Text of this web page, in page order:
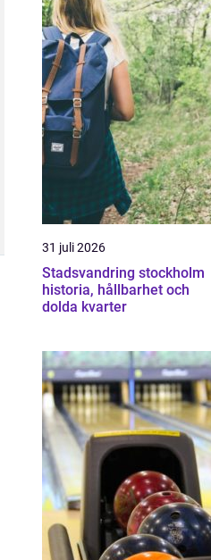
31 juli 2026
Stadsvandring stockholm
historia, hållbarhet och
dolda kvarter